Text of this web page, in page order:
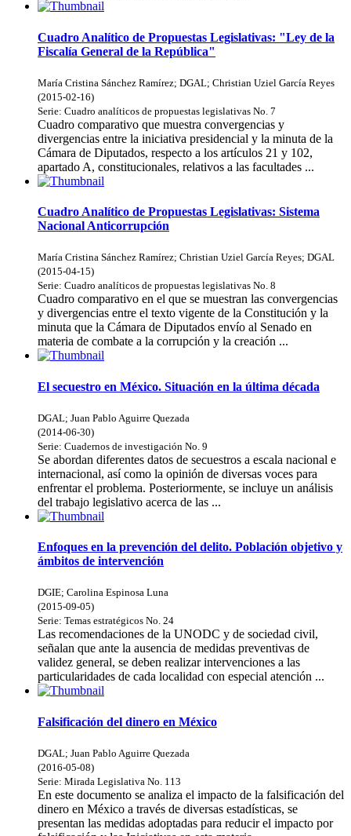
Cuadro Analítico de Propuestas Legislativas: "Ley de la
Fiscalía General de la República"
María Cristina Sánchez Ramírez; DGAL; Christian Uziel García Reyes
(2015-02-16)
Serie: Cuadro analíticos de propuestas legislativas No. 7
Cuadro comparativo que muestra convergencias y
divergencias entre la iniciativa presidencial y la minuta de la
Cámara de Diputados, respecto a los artículos 21 y 102,
apartado A, constitucionales, relativos a las facultades ...
Cuadro Analítico de Propuestas Legislativas: Sistema
Nacional Anticorrupción
María Cristina Sánchez Ramírez; Christian Uziel García Reyes; DGAL
(2015-04-15)
Serie: Cuadro analíticos de propuestas legislativas No. 8
Cuadro comparativo en el que se muestran las convergencias
y divergencias entre el texto vigente de la Constitución y la
minuta que la Cámara de Diputados envío al Senado en
materia de combate a la corrupción y la creación ...
El secuestro en México. Situación en la última década
DGAL; Juan Pablo Aguirre Quezada
(2014-06-30)
Serie: Cuadernos de investigación No. 9
Se abordan diferentes datos de secuestros a escala nacional e
internacional, así como la opinión de diversas voces para
enfrentar el problema. Posteriormente, se incluye un análisis
del trabajo legislativo acerca de las ...
Enfoques en la prevención del delito. Población objetivo y
ámbitos de intervención
DGIE; Carolina Espinosa Luna
(2015-09-05)
Serie: Temas estratégicos No. 24
Las recomendaciones de la UNODC y de sociedad civil,
señalan que ante la ausencia de medidas preventivas de
validez general, se deben realizar intervenciones a las
particularidades de cada localidad con especial atención ...
Falsificación del dinero en México
DGAL; Juan Pablo Aguirre Quezada
(2016-05-08)
Serie: Mirada Legislativa No. 113
En este documento se analiza el impacto de la falsificación del
dinero en México a través de diversas estadísticas, se
presentan las medidas adoptadas para reducir el impacto por